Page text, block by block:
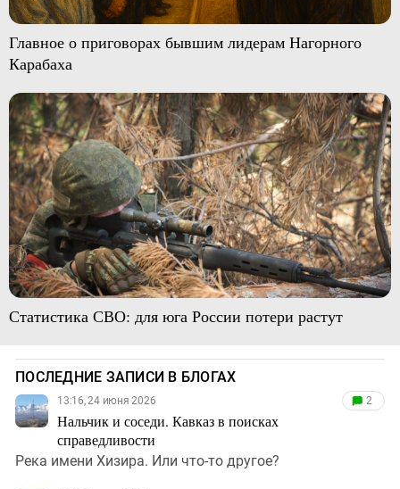
Главное о приговорах бывшим лидерам Нагорного
Карабаха
Статистика СВО: для юга России потери растут
ПОСЛЕДНИЕ ЗАПИСИ В БЛОГАХ
13:16, 24 июня 2026
Нальчик и соседи. Кавказ в поисках
справедливости
2
Река имени Хизира. Или что-то другое?